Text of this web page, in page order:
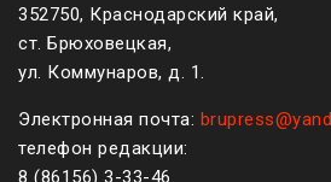
352750, Краснодарский край,
ст. Брюховецкая,
ул. Коммунаров, д. 1.
Электронная почта:
телефон редакции:
8 (861 56) 3-33-46